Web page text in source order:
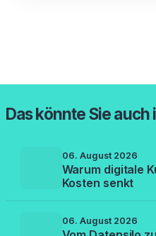
Das könnte Sie
06. August 2026
Warum digitale
Kosten senkt
06. August 2026